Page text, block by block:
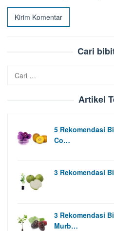
Cari
untuk:
Artikel
5 Rekomendasi
Co…
3 Rekomendasi
3 Rekomendasi
Murb…